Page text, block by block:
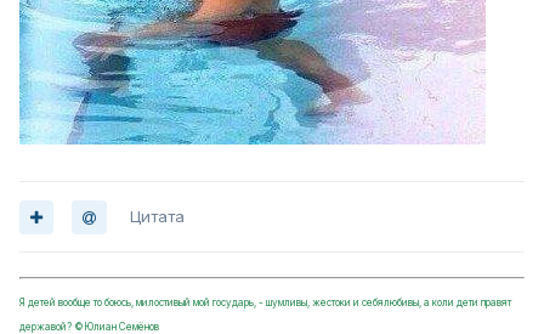
Цитата
Я детей вообще то боюсь, милостивый мой государь, - шумливы, жестоки и себялюбивы, а коли дети правят
державой? ©Юлиан Семёнов